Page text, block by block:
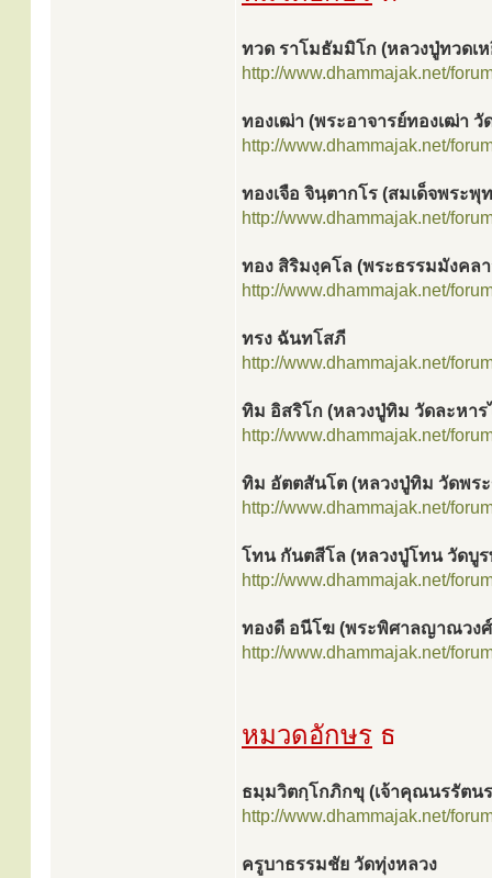
ทวด ราโมธัมมิโก (หลวงปู่ทวดเ
http://www.dhammajak.net/
ทองเฒ่า (พระอาจารย์ทองเฒ่า วั
http://www.dhammajak.net/
ทองเจือ จินฺตากโร (สมเด็จพระพุ
http://www.dhammajak.net/
ทอง สิริมงฺคโล (พระธรรมมังคลา
http://www.dhammajak.net/
ทรง ฉันทโสภี
http://www.dhammajak.net/
ทิม อิสริโก (หลวงปู่ทิม วัดละหาร
http://www.dhammajak.net/
ทิม อัตตสันโต (หลวงปู่ทิม วัดพร
http://www.dhammajak.net/
โทน กันตสีโล (หลวงปู่โทน วัดบูร
http://www.dhammajak.net/
ทองดี อนีโฆ (พระพิศาลญาณวง
http://www.dhammajak.net/
หมวดอักษร ธ
ธมฺมวิตกฺโกภิกขุ (เจ้าคุณนรรัตน
http://www.dhammajak.net/
ครูบาธรรมชัย วัดทุ่งหลวง